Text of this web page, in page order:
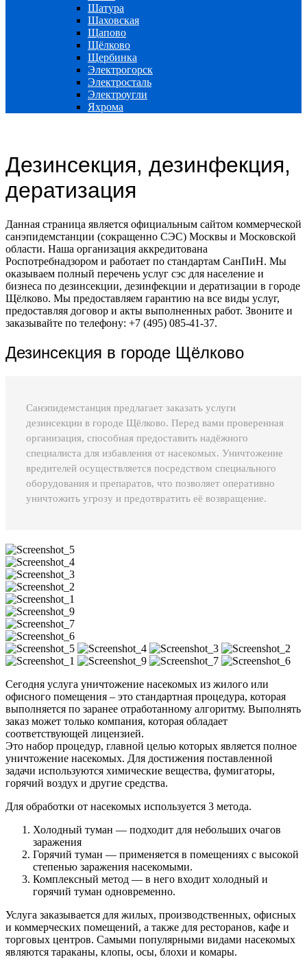
Шатура
Шаховская
Щапово
Щёлково
Щербинка
Электрогорск
Электросталь
Электроугли
Яхрома
Дезинсекция, дезинфекция,
дератизация
Данная страница является официальным сайтом коммерческой
санэпидемстанции (сокращенно СЭС) Москвы и Московской
области. Наша организация аккредитована
Роспотребнадзором и работает по стандартам СанПиН. Мы
оказываем полный перечень услуг сэс для население и
бизнеса по дезинсекции, дезинфекции и дератизации в городе
Щёлково. Мы предоставляем гарантию на все виды услуг,
предоставляя договор и акты выполненных работ. Звоните и
заказывайте по телефону: +7 (495) 085-41-37.
Дезинсекция в городе Щёлково
Санэпидемстанция предлагает заказать услуги
дезинсекции в городе Щёлково. Перед вами проверенная
организация, способная предоставить надёжного
специалиста для избавления от насекомых. Уничтожение
вредителей осуществляется посредством специального
оборудования и препаратов, что позволяет оперативно
уничтожить угрозу и предотвратить её возвращение.
Сегодня услуга уничтожение насекомых из жилого или
офисного помещения – это стандартная процедура, которая
выполняется по заранее отработанному алгоритму. Выполнять
заказ может только компания, которая обладает
соответствующей лицензией.
Это набор процедур, главной целью которых является полное
уничтожение насекомых. Для достижения поставленной
задачи используются химические вещества, фумигаторы,
горячий воздух и другие средства.
Для обработки от насекомых используется 3 метода.
Холодный туман — подходит для небольших очагов
заражения
Горячий туман — применяется в помещениях с высокой
степенью заражения насекомыми.
Комплексный метод — в него входит холодный и
горячий туман одновременно.
Услуга заказывается для жилых, производственных, офисных
и коммерческих помещений, а также для ресторанов, кафе и
торговых центров. Самыми популярными видами насекомых
являются тараканы, клопы, осы, блохи и комары.